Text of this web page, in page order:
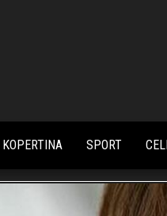
KOPERTINA SPORT